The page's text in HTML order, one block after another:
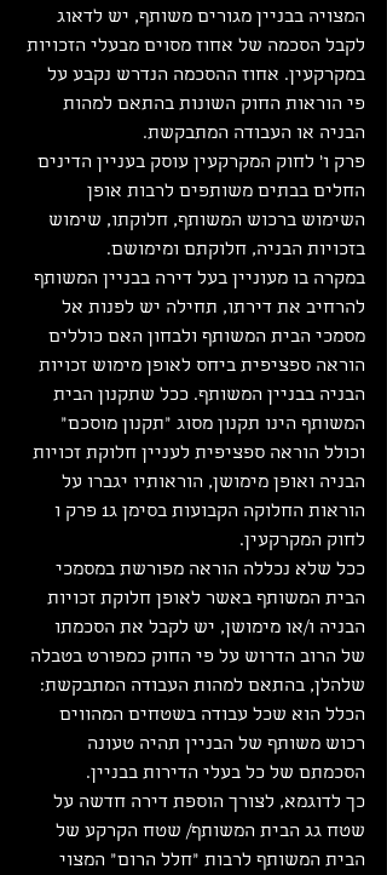
המצויה בבניין מגורים משותף, יש לדאוג
לקבל הסכמה של אחוז מסוים מבעלי הזכויות
במקרקעין. אחוז ההסכמה הנדרש נקבע על
פי הוראות החוק השונות בהתאם למהות
הבניה או העבודה המתבקשת.
פרק ו' לחוק המקרקעין עוסק בעניין הדינים
החלים בבתים משותפים לרבות אופן
השימוש ברכוש המשותף, חלוקתו, שימוש
בזכויות הבניה, חלוקתם ומימושם.
במקרה בו מעוניין בעל דירה בבניין המשותף
להרחיב את דירתו, תחילה יש לפנות אל
מסמכי הבית המשותף ולבחון האם כוללים
הוראה ספציפית ביחס לאופן מימוש זכויות
הבניה בבניין המשותף. ככל שתקנון הבית
המשותף הינו תקנון מסוג "תקנון מוסכם"
וכולל הוראה ספציפית לעניין חלוקת זכויות
הבניה ואופן מימושן, הוראותיו יגברו על
הוראות החלוקה הקבועות בסימן ג1 פרק ו
לחוק המקרקעין.
ככל שלא נכללה הוראה מפורשת במסמכי
הבית המשותף באשר לאופן חלוקת זכויות
הבניה ו/או מימושן, יש לקבל את הסכמתו
של הרוב הדרוש על פי החוק כמפורט בטבלה
שלהלן, בהתאם למהות העבודה המתבקשת:
הכלל הוא שכל עבודה בשטחים המהווים
רכוש משותף של הבניין תהיה טעונה
הסכמתם של כל בעלי הדירות בבניין.
כך לדוגמא, לצורך הוספת דירה חדשה על
שטח גג הבית המשותף/ שטח הקרקע של
הבית המשותף לרבות "חלל הרום" המצוי